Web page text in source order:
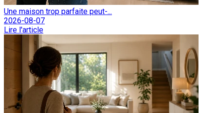
Une maison trop parfaite peut-...
2026-08-07
Lire l'article